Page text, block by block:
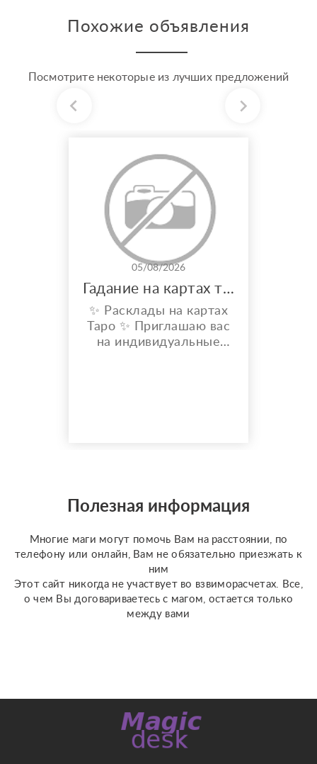
Похожие объявления
Посмотрите некоторые из лучших предложений
05/08/2026
Гадание на картах таро
✨ Расклады на картах
Таро ✨ Приглашаю вас
на индивидуальные
отношения, чувства,
любовь; ????
с человеком; ???...
Полезная информация
Многие маги могут помочь Вам на расстоянии, по
телефону или онлайн, Вам не обязательно приезжать к
ним
Этот сайт никогда не участвует во взвиморасчетах. Все,
о чем Вы договариваетесь с магом, остается только
между вами